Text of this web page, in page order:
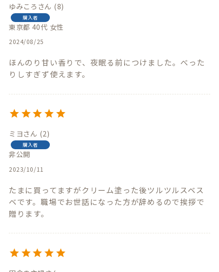
ゆみころ 8
購入者
東京都 40代 女性
2024/08/25
ほんのり甘い香りで、夜眠る前につけました。べった
りしすぎず使えます。
ミヨ 2
購入者
非公開
2023/10/11
たまに買ってますがクリーム塗った後ツルツルスベス
ベです。職場でお世話になった方が辞めるので挨拶で